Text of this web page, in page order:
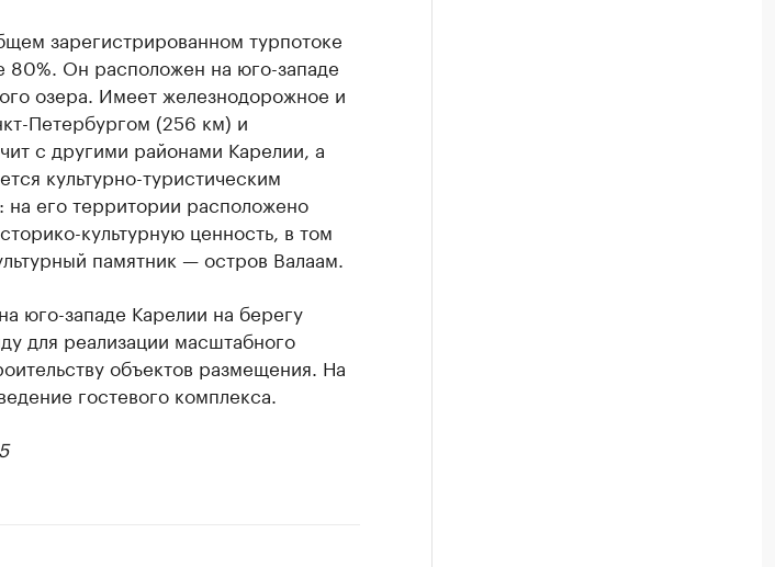
зарегистрированном турпотоке
Он расположен на юго-западе
озера. Имеет железнодорожное и
Петербургом (256 км) и
с другими районами Карелии, а
культурно-туристическим
его территории расположено
культурную ценность, в том
памятник — остров Валаам.
юго-западе Карелии на берегу
для реализации масштабного
объектов размещения. На
гостевого комплекса.